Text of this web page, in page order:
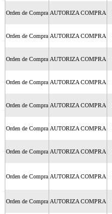
Orden de Compra AUTORIZA COMPRA
Orden de Compra AUTORIZA COMPRA
Orden de Compra AUTORIZA COMPRA
Orden de Compra AUTORIZA COMPRA
Orden de Compra AUTORIZA COMPRA
Orden de Compra AUTORIZA COMPRA
Orden de Compra AUTORIZA COMPRA
Orden de Compra AUTORIZA COMPRA
Orden de Compra AUTORIZA COMPRA